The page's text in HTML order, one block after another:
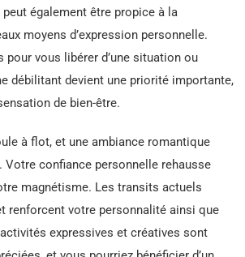
également être propice à la
moyens d’expression personnelle.
pour vous libérer d’une situation ou
débilitant devient une priorité importante,
de bien-être.
à flot, et une ambiance romantique
Votre confiance personnelle rehausse
magnétisme. Les transits actuels
renforcent votre personnalité ainsi que
expressives et créatives sont